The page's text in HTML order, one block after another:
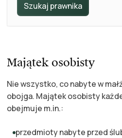
Szukaj prawnika
Majątek osobisty
Nie wszystko, co nabyte w
obojga. Majątek osobisty
obejmuje m.in.:
przedmioty nabyte przed